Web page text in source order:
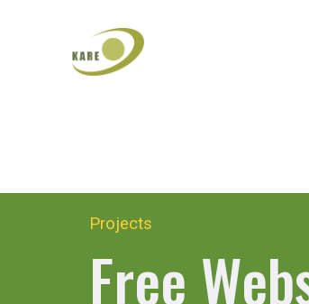
Projects
Free